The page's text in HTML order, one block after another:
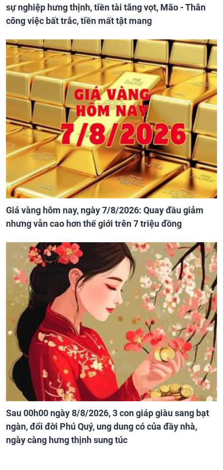
sự nghiệp hưng thịnh, tiền tài tăng vọt, Mão - Thân
công việc bất trắc, tiền mất tật mang
Giá vàng hôm nay, ngày 7/8/2026: Quay đầu giảm
nhưng vẫn cao hơn thế giới trên 7 triệu đồng
Sau 00h00 ngày 8/8/2026, 3 con giáp giàu sang bạt
ngàn, đổi đời Phú Quý, ung dung có của đầy nhà,
ngày càng hưng thịnh sung túc